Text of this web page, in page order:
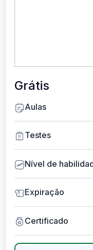
Grátis
Aulas
Testes
Nível de
Expiração
Certificado